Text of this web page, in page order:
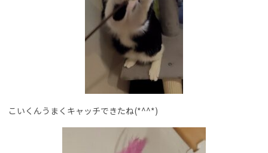
こいくんうまくキャッチできたね(*^^*)